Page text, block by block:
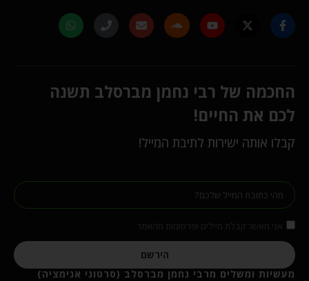
החכמה של רבי נחמן מברסלב תשנה
לכם את החיים!
קבלו אותה ישירות לתיבת המייל!
הירשם
מעשיות ומשלים מרבי נחמן מברסלב (סרטוני אנימציה)